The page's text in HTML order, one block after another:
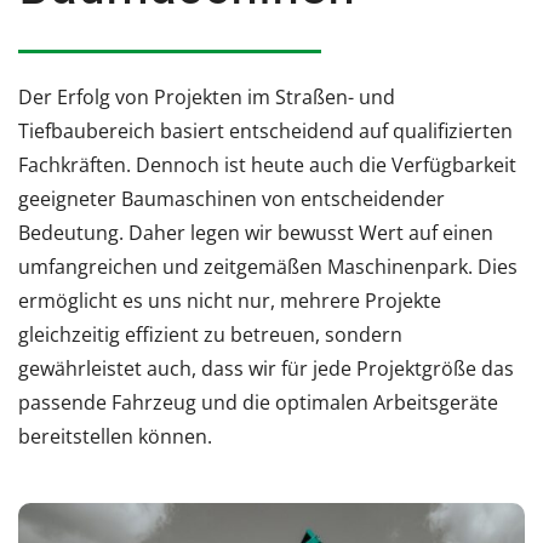
Der Erfolg von Projekten im Straßen- und
Tiefbaubereich basiert entscheidend auf qualifizierten
Fachkräften. Dennoch ist heute auch die Verfügbarkeit
geeigneter Baumaschinen von entscheidender
Bedeutung. Daher legen wir bewusst Wert auf einen
umfangreichen und zeitgemäßen Maschinenpark. Dies
ermöglicht es uns nicht nur, mehrere Projekte
gleichzeitig effizient zu betreuen, sondern
gewährleistet auch, dass wir für jede Projektgröße das
passende Fahrzeug und die optimalen Arbeitsgeräte
bereitstellen können.